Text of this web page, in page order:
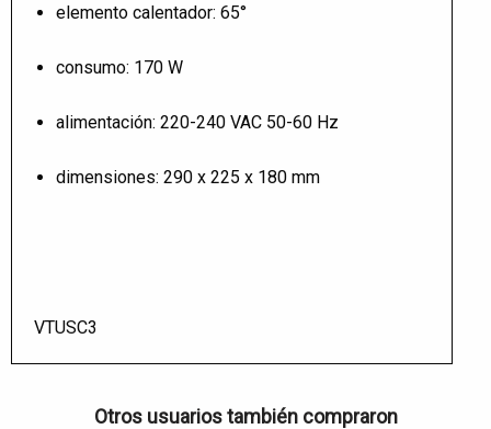
elemento calentador: 65°
consumo: 170 W
alimentación: 220-240 VAC 50-60 Hz
dimensiones: 290 x 225 x 180 mm
VTUSC3
Otros usuarios también compraron